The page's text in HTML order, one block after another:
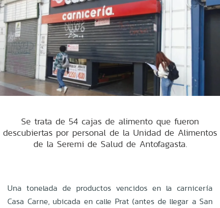
Se trata de 54 cajas de alimento que fueron
descubiertas por personal de la Unidad de Alimentos
de la Seremi de Salud de Antofagasta.
Una tonelada de productos vencidos en la carnicería
Casa Carne, ubicada en calle Prat (antes de llegar a San